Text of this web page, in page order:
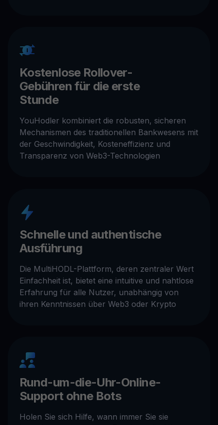
Kostenlose Rollover-
Gebühren für die erste
Stunde
YouHodler kombiniert die robusten, sicheren
Mechanismen des traditionellen Bankwesens mit
der Geschwindigkeit, Kosteneffizienz und
Transparenz von Web3-Technologien
Schnelle und authentische
Ausführung
Die MultiHODL-Plattform, deren zentraler Wert
Einfachheit ist, bietet eine intuitive und nahtlose
Erfahrung für alle Nutzer, unabhängig von
ihren Kenntnissen über Web3 oder Krypto
Rund-um-die-Uhr-Online-
Support ohne Bots
Holen Sie sich Hilfe, wann immer Sie sie